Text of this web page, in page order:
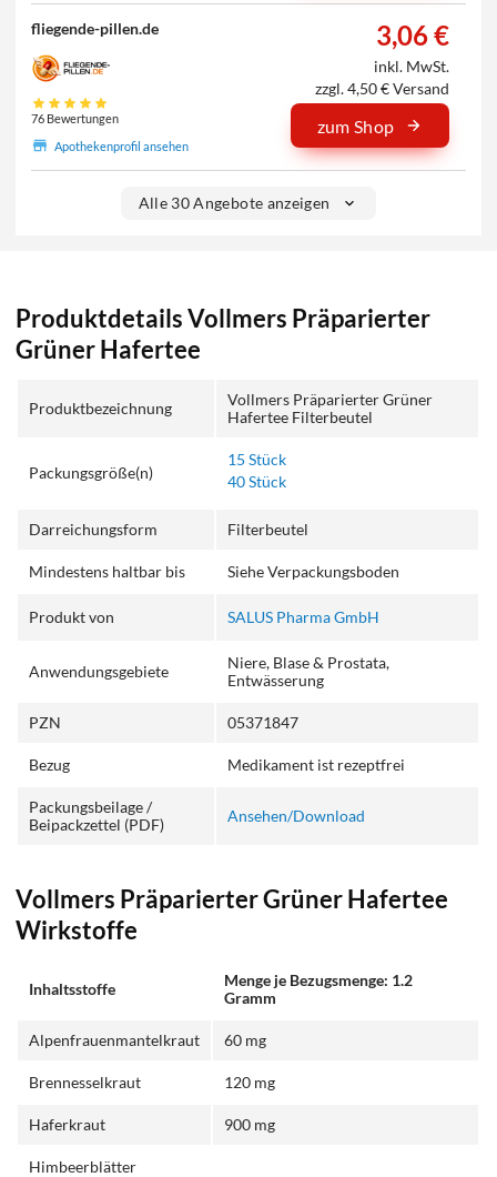
fliegende-pillen.de
76 Bewertungen
Apothekenprofil ansehen
3,06 €
inkl. MwSt.
zzgl. 4,50 € Versand
zum Shop
Alle 30 Angebote anzeigen
Produktdetails Vollmers Präparierter
Grüner Hafertee
Produktbezeichnung
Vollmers Präparierter Grüner
Hafertee Filterbeutel
Packungsgröße(n)
15 Stück
40 Stück
Darreichungsform Filterbeutel
Mindestens haltbar bis Siehe Verpackungsboden
Produkt von SALUS Pharma GmbH
Anwendungsgebiete
Niere, Blase & Prostata,
Entwässerung
PZN 05371847
Bezug Medikament ist rezeptfrei
Packungsbeilage /
Beipackzettel (PDF)
Ansehen/Download
Vollmers Präparierter Grüner Hafertee
Wirkstoffe
Inhaltsstoffe
Menge je Bezugsmenge: 1.2
Gramm
Alpenfrauenmantelkraut 60 mg
Brennesselkraut 120 mg
Haferkraut 900 mg
Himbeerblätter